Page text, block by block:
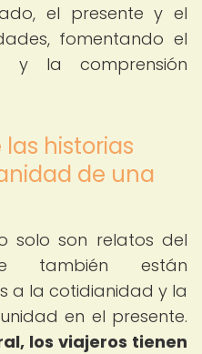
el presente y el
fomentando el
y la comprensión
historias
de una
solo son relatos del
también están
a la cotidianidad y la
en el presente.
los viajeros tienen